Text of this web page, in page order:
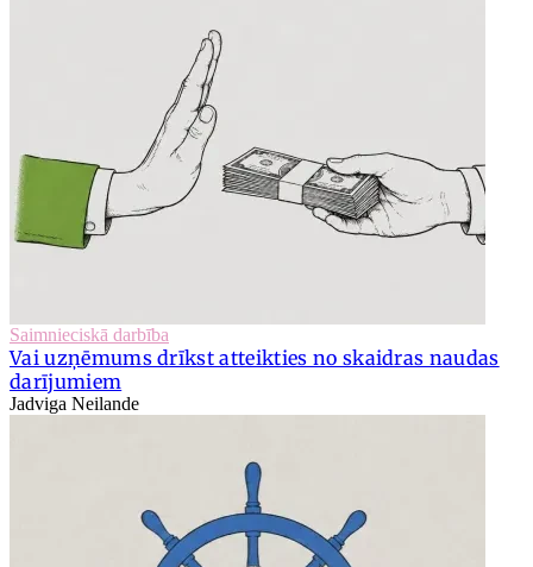
Saimnieciskā darbība
Vai uzņēmums drīkst atteikties no skaidras naudas
darījumiem
Jadviga Neilande